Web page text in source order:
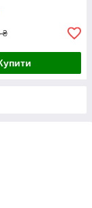
₴